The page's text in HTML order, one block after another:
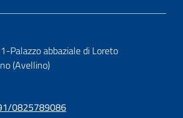
Palazzo abbaziale di Loreto
(Avellino)
0825789086